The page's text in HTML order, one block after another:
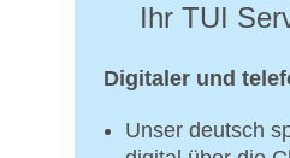
Ihr TUI
Digitaler und
Unser deutsch